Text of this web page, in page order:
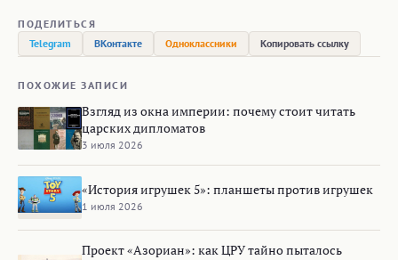
ПОДЕЛИТЬСЯ
Telegram
ВКонтакте Одноклассники Копировать ссылку
ПОХОЖИЕ ЗАПИСИ
Взгляд из окна империи: почему стоит читать
царских дипломатов
3 июля 2026
«История игрушек 5»: планшеты против игрушек
1 июля 2026
Проект «Азориан»: как ЦРУ тайно пыталось